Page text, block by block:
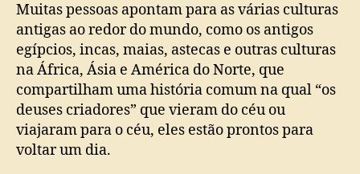
Muitas pessoas apontam para as várias culturas
antigas ao redor do mundo, como os antigos
egípcios, incas, maias, astecas e outras culturas
na África, Ásia e América do Norte, que
compartilham uma história comum na qual “os
deuses criadores” que vieram do céu ou
viajaram para o céu, eles estão prontos para
voltar um dia.